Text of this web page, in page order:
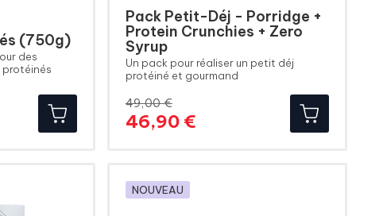
(750g)
des
Pack Petit-Déj - Porridge +
Protein Crunchies + Zero
Syrup
Un pack pour réaliser un petit déj
protéiné et gourmand
49,00 €
46,90 €Prix
de
Prix
NOUVEAU